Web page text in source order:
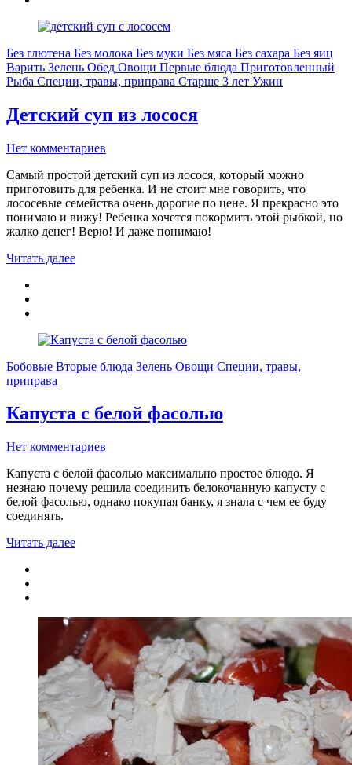
Без глютена Без молока Без муки Без мяса Без сахара Без яиц
Варить Зелень Обед Овощи Первые блюда Приготовленный
Рыба Специи, травы, приправа Старше 3 лет Ужин
Детский суп из лосося
Нет комментариев
Самый простой детский суп из лосося, который можно
приготовить для ребенка. И не стоит мне говорить, что
лососевые семейства очень дорогие по цене. Я прекрасно это
понимаю и вижу! Ребенка хочется покормить этой рыбкой, но
жалко денег! Верю! И даже понимаю!
Читать далее
Бобовые Вторые блюда Зелень Овощи Специи, травы,
приправа
Капуста с белой фасолью
Нет комментариев
Капуста с белой фасолью максимально простое блюдо. Я
незнаю почему решила соединить белокочанную капусту с
белой фасолью, однако покупая банку, я знала с чем ее буду
соединять.
Читать далее